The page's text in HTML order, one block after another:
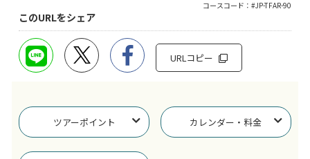
コースコード：#JP-TFAR-90
このURLをシェア
URLコピー
ツアーポイント カレンダー・料金